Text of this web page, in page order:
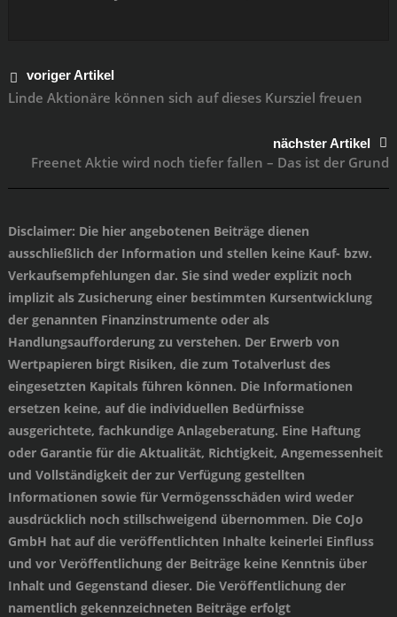
voriger Artikel
Linde Aktionäre können sich auf dieses Kursziel freuen
nächster Artikel
Freenet Aktie wird noch tiefer fallen – Das ist der Grund
Disclaimer: Die hier angebotenen Beiträge dienen
ausschließlich der Information und stellen keine Kauf- bzw.
Verkaufsempfehlungen dar. Sie sind weder explizit noch
implizit als Zusicherung einer bestimmten Kursentwicklung
der genannten Finanzinstrumente oder als
Handlungsaufforderung zu verstehen. Der Erwerb von
Wertpapieren birgt Risiken, die zum Totalverlust des
eingesetzten Kapitals führen können. Die Informationen
ersetzen keine, auf die individuellen Bedürfnisse
ausgerichtete, fachkundige Anlageberatung. Eine Haftung
oder Garantie für die Aktualität, Richtigkeit, Angemessenheit
und Vollständigkeit der zur Verfügung gestellten
Informationen sowie für Vermögensschäden wird weder
ausdrücklich noch stillschweigend übernommen. Die CoJo
GmbH hat auf die veröffentlichten Inhalte keinerlei Einfluss
und vor Veröffentlichung der Beiträge keine Kenntnis über
Inhalt und Gegenstand dieser. Die Veröffentlichung der
namentlich gekennzeichneten Beiträge erfolgt